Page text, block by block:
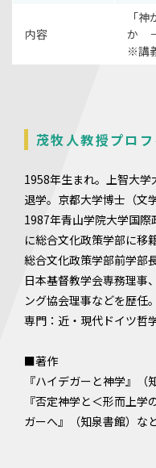
内容
「
か －
※講
茂牧人教授プロ
1958年生まれ。上智大
退学。京都大学博士（文
1987年青山学院大学国
に総合文化政策学部に移
総合文化政策学部前学部
日本基督教学会専務理事
ング協会理事などを歴任。
専門：近・現代ドイツ哲
■著作
『ハイデガーと神学』（
『否定神学と＜形而上
ガーへ』（知泉書館）な